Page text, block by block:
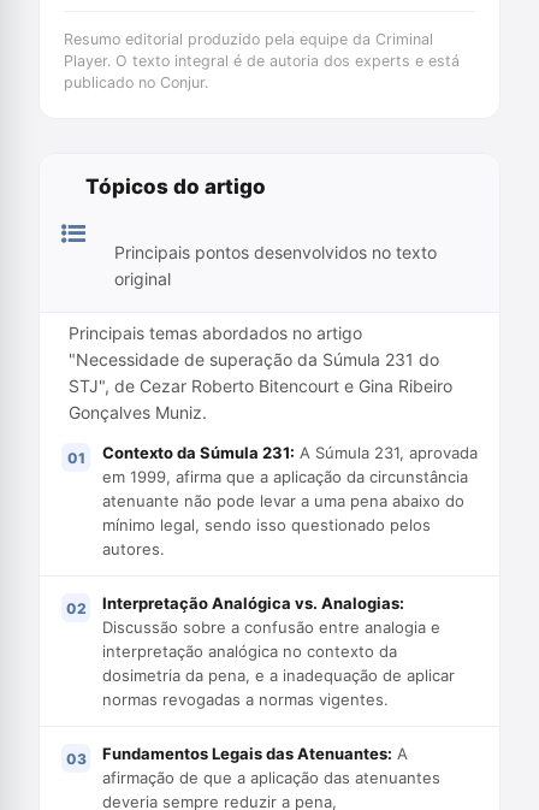
Resumo editorial produzido pela equipe da Criminal
Player. O texto integral é de autoria dos experts e está
publicado no Conjur.
Tópicos do artigo
Principais pontos desenvolvidos no texto
original
Principais temas abordados no artigo
"Necessidade de superação da Súmula 231 do
STJ", de Cezar Roberto Bitencourt e Gina Ribeiro
Gonçalves Muniz.
Contexto da Súmula 231: A Súmula 231, aprovada
em 1999, afirma que a aplicação da circunstância
atenuante não pode levar a uma pena abaixo do
mínimo legal, sendo isso questionado pelos
autores.
Interpretação Analógica vs. Analogias:
Discussão sobre a confusão entre analogia e
interpretação analógica no contexto da
dosimetria da pena, e a inadequação de aplicar
normas revogadas a normas vigentes.
Fundamentos Legais das Atenuantes: A
afirmação de que a aplicação das atenuantes
deveria sempre reduzir a pena,